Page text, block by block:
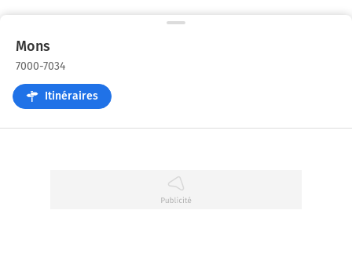
Mons
7000-7034
Itinéraires